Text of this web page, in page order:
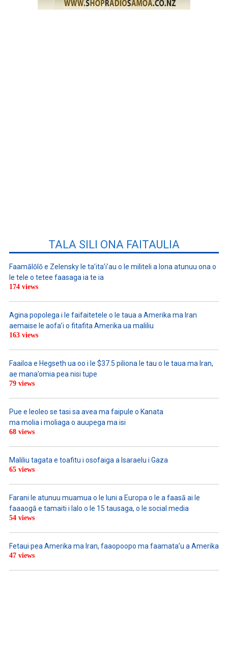
TALA SILI ONA FAITAULIA
Faamālōlō e Zelensky le ta’ita’i’au o le militeli a lona atunuu ona o
le tele o tetee faasaga ia te ia
174 views
Agina popolega i le faifaitetele o le taua a Amerika ma Iran
aemaise le aofa’i o fitafita Amerika ua maliliu
163 views
Faailoa e Hegseth ua oo i le $37.5 piliona le tau o le taua ma Iran,
ae mana’omia pea nisi tupe
79 views
Pue e leoleo se tasi sa avea ma faipule o Kanata
ma molia i moliaga o auupega ma isi
68 views
Maliliu tagata e toafitu i osofaiga a Isaraelu i Gaza
65 views
Farani le atunuu muamua o le Iuni a Europa o le a faasā ai le
faaaogā e tamaiti i lalo o le 15 tausaga, o le social media
54 views
Fetaui pea Amerika ma Iran, faaopoopo ma faamata’u a Amerika
47 views